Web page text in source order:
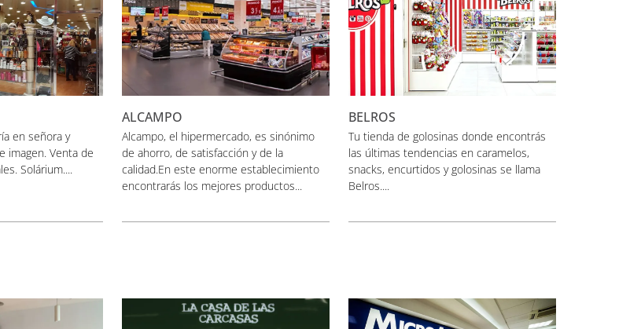
en señora y
imagen. Venta de
Solárium....
ALCAMPO
Alcampo, el hipermercado, es sinónimo
de ahorro, de satisfacción y de la
calidad.En este enorme establecimiento
encontrarás los mejores productos...
BELROS
Tu tienda de golosinas donde encontrás
las últimas tendencias en caramelos,
snacks, encurtidos y golosinas se llama
Belros....